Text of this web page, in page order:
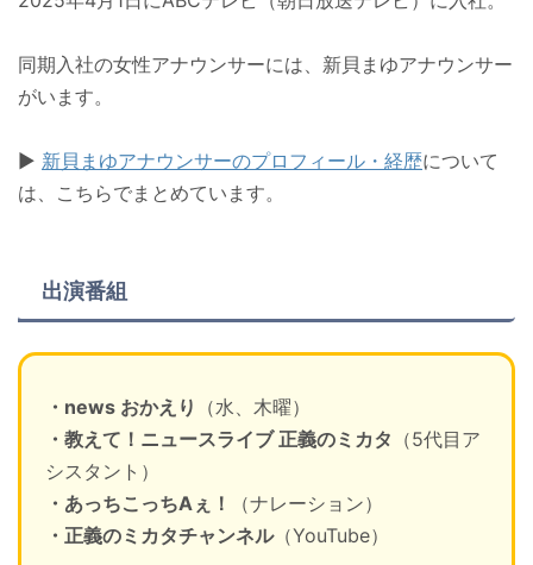
同期入社の女性アナウンサーには、新貝まゆアナウンサー
がいます。
▶︎ 新貝まゆアナウンサーのプロフィール・経歴について
は、こちらでまとめています。
出演番組
・news おかえり
（水、木曜）
・教えて！ニュースライブ 正義のミカタ （5代目ア
シスタント）
・あっちこっちAぇ！
（ナレーション）
・正義のミカタチャンネル（YouTube）